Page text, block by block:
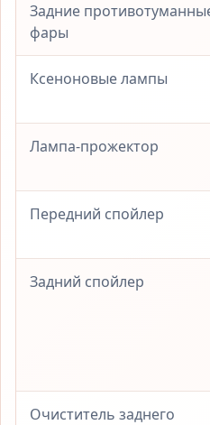
Задние
фары
Ксеноновые лампы
Лампа-прожектор
Передний спойлер
Задний спойлер
Очиститель заднего